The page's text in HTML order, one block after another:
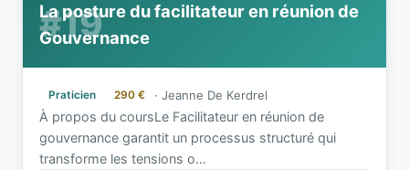
#19
La posture du facilitateur en réunion de
Gouvernance
Praticien 290 € · Jeanne De Kerdrel
À propos du coursLe Facilitateur en réunion de
gouvernance garantit un processus structuré qui
transforme les tensions o…